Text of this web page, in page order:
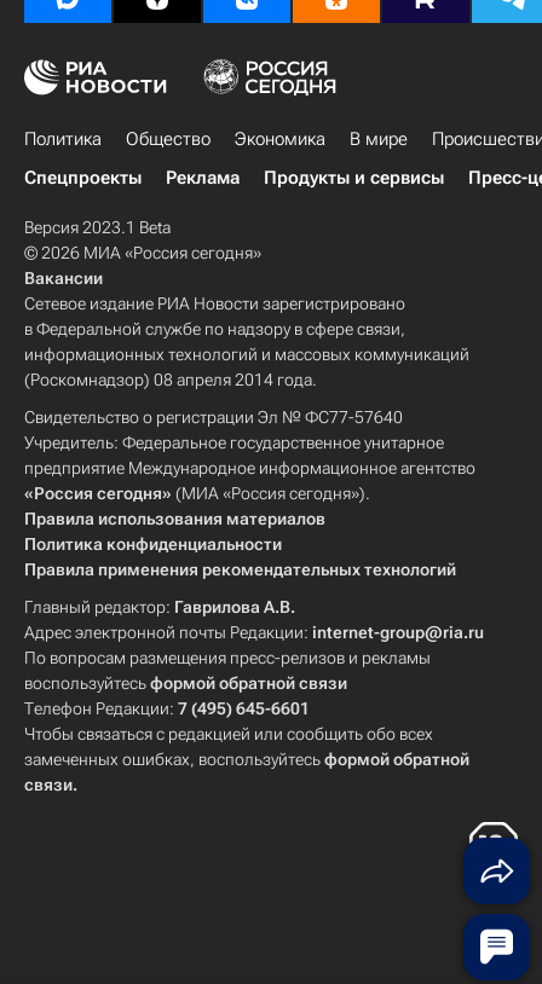
Политика Общество Экономика В мире
Спецпроекты
Реклама Продукты и сервисы Пресс-
Версия 2023.1 Beta
© 2026 МИА «Россия сегодня»
Вакансии
Сетевое издание РИА Новости зарегистрировано
в Федеральной службе по надзору в сфере связи,
информационных технологий и массовых коммуникаций
(Роскомнадзор) 08 апреля 2014 года.
Свидетельство о регистрации Эл № ФС77-57640
Учредитель: Федеральное государственное унитарное
предприятие Международное информационное агентство
«Россия сегодня» (МИА «Россия сегодня»).
Правила использования материалов
Политика конфиденциальности
Правила применения рекомендательных технологий
Главный редактор: Гаврилова А.В.
Адрес электронной почты Редакции: internet-group@ria.ru
По вопросам размещения пресс-релизов и рекламы
воспользуйтесьформой обратной связи
Телефон Редакции: 7 (495) 645-6601
Чтобы связаться с редакцией или сообщить обо всех
замеченных ошибках, воспользуйтесьформой обратной
связи.